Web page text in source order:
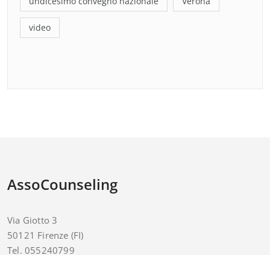
video
AssoCounseling
Via Giotto 3
50121 Firenze (FI)
Tel. 055240799